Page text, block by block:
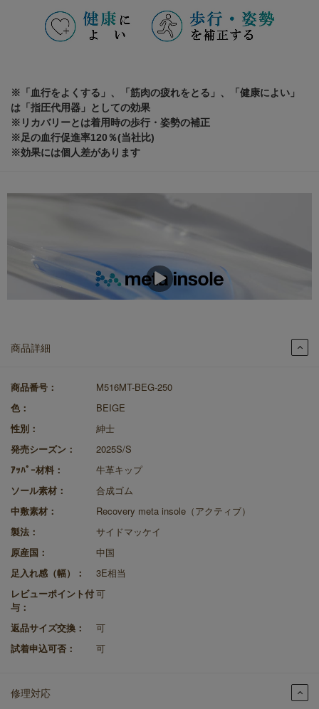
商品詳細
商品番号：
M516MT-BEG-250
色：
BEIGE
性別：
紳士
発売シーズン：
2025S/S
ｱｯﾊﾟｰ材料：
牛革キップ
ソール素材：
合成ゴム
中敷素材：
Recovery meta insole（アクティブ）
製法：
サイドマッケイ
原産国：
中国
足入れ感（幅）：
3E相当
レビューポイント付
与：
可
返品サイズ交換：
可
試着申込可否：
可
修理対応
※「血行をよくする」、「筋肉の疲れをとる」、「健康によい」
は「指圧代用器」としての効果
※リカバリーとは着用時の歩行・姿勢の補正
※足の血行促進率120％(当社比)
※効果には個人差があります